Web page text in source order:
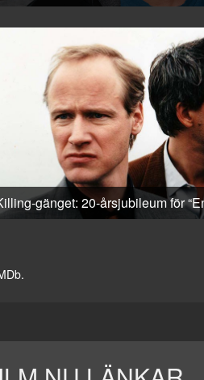
gänget: 20-årsjubileum för